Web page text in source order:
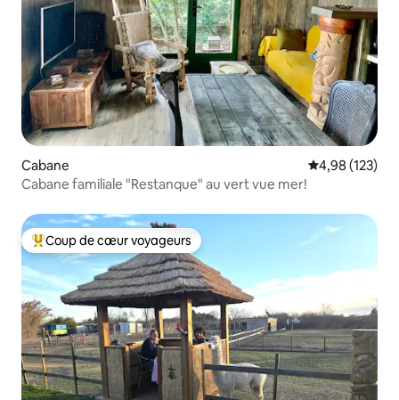
Cabane Évaluation
4,98 (123)
Cabane familiale "Restanque" au vert vue mer!
Coups de cœur voyageurs les plus appréciés
Coup de cœur voyageurs